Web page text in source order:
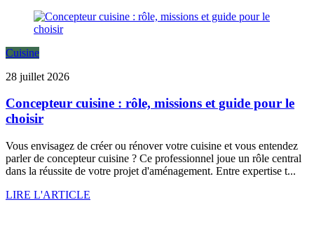
Cuisine
28 juillet 2026
Concepteur cuisine : rôle, missions et guide pour le
choisir
Vous envisagez de créer ou rénover votre cuisine et vous entendez
parler de concepteur cuisine ? Ce professionnel joue un rôle central
dans la réussite de votre projet d'aménagement. Entre expertise t...
LIRE L'ARTICLE